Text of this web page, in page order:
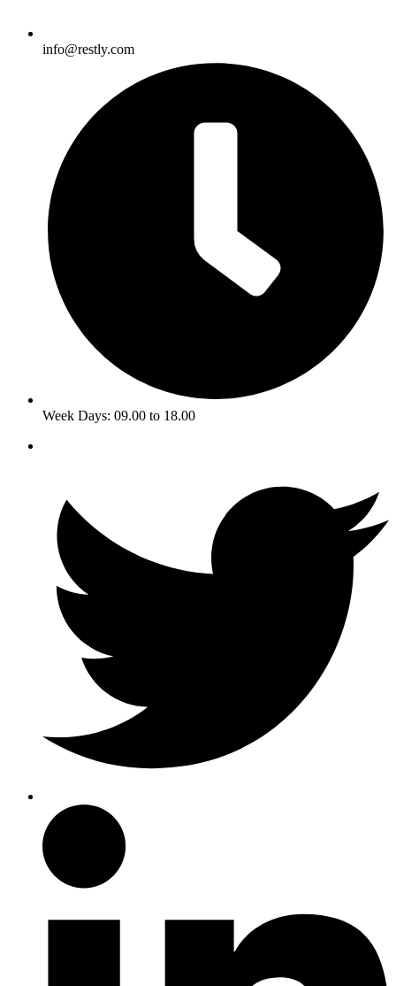
info@restly.com
Week Days: 09.00 to 18.00